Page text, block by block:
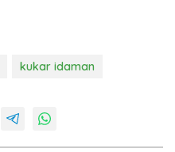
kukar idaman